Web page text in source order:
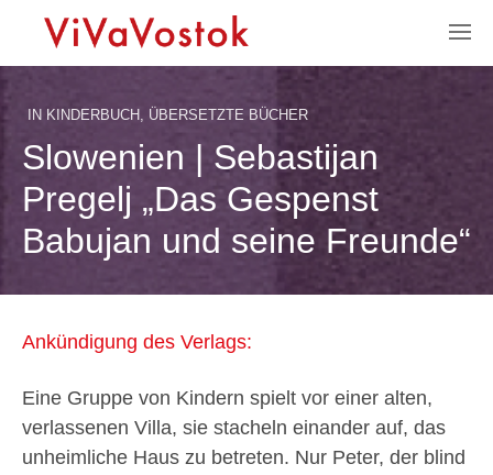
IN KINDERBUCH , ÜBERSETZTE BÜCHER
Slowenien | Sebastijan
Pregelj „Das Gespenst
Babujan und seine Freunde“
Ankündigung des Verlags:
Eine Gruppe von Kindern spielt vor einer alten,
verlassenen Villa, sie stacheln einander auf, das
unheimliche Haus zu betreten. Nur Peter, der blind